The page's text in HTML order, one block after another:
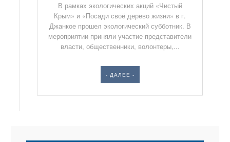
В рамках экологических акций «Чистый
Крым» и «Посади своё дерево жизни» в г.
Джанкое прошел экологический субботник. В
мероприятии приняли участие представители
власти, общественники, волонтеры,...
- ДАЛЕЕ -